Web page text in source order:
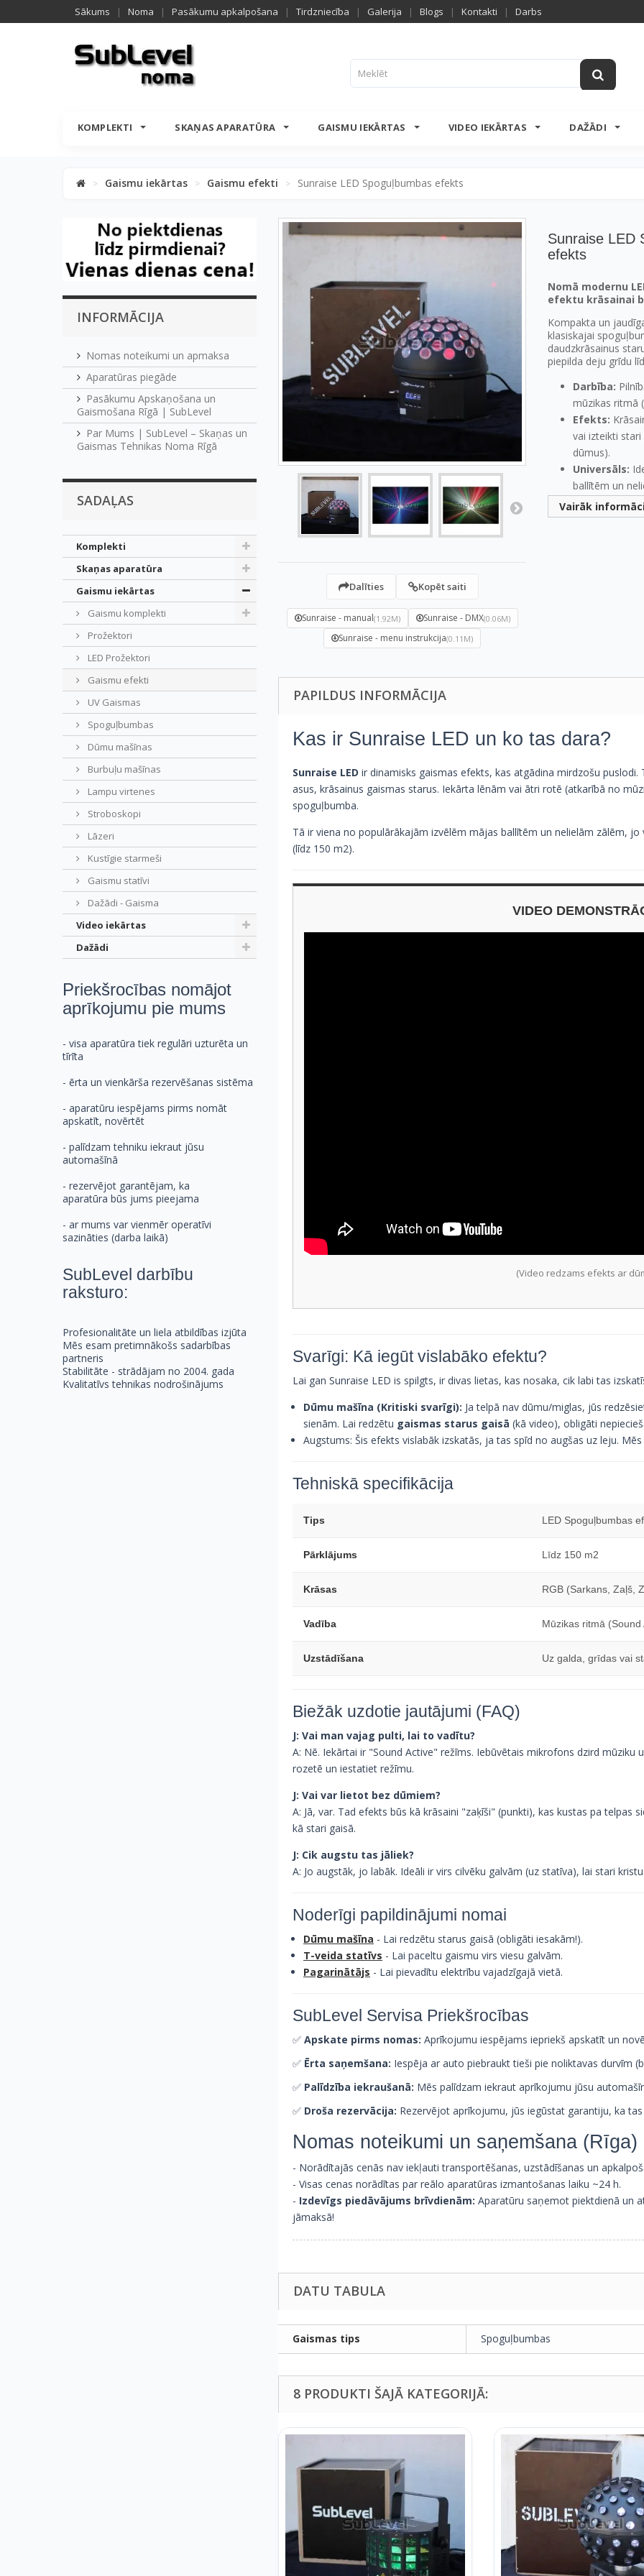
Sākums | Noma | Pasākumu apkalpošana | Tirdzniecība | Galerija | Blogs | Kontakti | Darbs
KOMPLEKTI SKAŅAS APARATŪRA GAISMU IEKĀRTAS VIDEO IEKĀRTAS DAŽĀDI
> Gaismu iekārtas > Gaismu efekti > Sunraise LED Spoguļbumbas efekts
INFORMĀCIJA
Nomas noteikumi un apmaksa
Aparatūras piegāde
Pasākumu Apskaņošana un
Gaismošana Rīgā | SubLevel
Par Mums | SubLevel – Skaņas un
Gaismas Tehnikas Noma Rīgā
SADAĻAS
Komplekti
Skaņas aparatūra
Gaismu iekārtas
Gaismu komplekti
Prožektori
LED Prožektori
Gaismu efekti
UV Gaismas
Spoguļbumbas
Dūmu mašīnas
Burbuļu mašīnas
Lampu virtenes
Stroboskopi
Lāzeri
Kustīgie starmeši
Gaismu statīvi
Dažādi - Gaisma
Video iekārtas
Dažādi
Priekšrocības nomājot
aprīkojumu pie mums
- visa aparatūra tiek regulāri uzturēta un
tīrīta
- ērta un vienkārša rezervēšanas sistēma
- aparatūru iespējams pirms nomāt
apskatīt, novērtēt
- palīdzam tehniku iekraut jūsu
automašīnā
- rezervējot garantējam, ka
aparatūra būs jums pieejama
- ar mums var vienmēr operatīvi
sazināties (darba laikā)
SubLevel darbību
raksturo:
Profesionalitāte un liela atbildības izjūta
Mēs esam pretimnākošs sadarbības
partneris
Stabilitāte - strādājam no 2004. gada
Kvalitatīvs tehnikas nodrošinājums
Dalīties Kopēt saiti
Sunraise - manual(1.92M) Sunraise - DMX(0.06M)
Sunraise - menu instrukcija(0.11M)
Sunraise LED
efekts
Nomā modernu
efektu krāsainai
Kompakta un
klasiskajai
daudzkrāsainus
piepilda deju grīdu
Darbība:
mūzikas ritmā
Efekts:
vai izteikti
dūmus).
Universāls:
ballītēm un
Vairāk
PAPILDUS INFORMĀCIJA
Kas ir Sunraise LED un ko tas dara?
Sunraise LED ir dinamisks gaismas efekts, kas atgādina mirdzošu
asus, krāsainus gaismas starus. Iekārta lēnām vai ātri rotē (atkarībā no
spoguļbumba.
Tā ir viena no populārākajām izvēlēm mājas ballītēm un nelielām zālēm,
(līdz 150 m2).
VIDEO
(Video redzams efekts ar
Svarīgi: Kā iegūt vislabāko efektu?
Lai gan Sunraise LED is spilgts, ir divas lietas, kas nosaka, cik labi tas
Dūmu mašīna (Kritiski svarīgi): Ja telpā nav dūmu/miglas, jūs
sienām. Lai redzētu gaismas starus gaisā (kā video), obligāti
Augstums: Šis efekts vislabāk izskatās, ja tas spīd no augšas uz leju.
Tehniskā specifikācija
Tips LED Spoguļbumbas
Pārklājums Līdz 150 m2
Krāsas RGB (Sarkans, Zaļš,
Vadība Mūzikas ritmā (Sound
Uzstādīšana Uz galda, grīdas vai
Biežāk uzdotie jautājumi (FAQ)
J: Vai man vajag pulti, lai to vadītu?
A: Nē. Iekārtai ir "Sound Active" režīms. Iebūvētais mikrofons dzird mūziku
rozetē un iestatiet režīmu.
J: Vai var lietot bez dūmiem?
A: Jā, var. Tad efekts būs kā krāsaini "zaķīši" (punkti), kas kustas pa telpas
kā stari gaisā.
J: Cik augstu tas jāliek?
A: Jo augstāk, jo labāk. Ideāli ir virs cilvēku galvām (uz statīva), lai stari
Noderīgi papildinājumi nomai
Dūmu mašīna - Lai redzētu starus gaisā (obligāti iesakām!).
T-veida statīvs - Lai paceltu gaismu virs viesu galvām.
Pagarinātājs - Lai pievadītu elektrību vajadzīgajā vietā.
SubLevel Servisa Priekšrocības
✅ Apskate pirms nomas: Aprīkojumu iespējams iepriekš apskatīt un
✅ Ērta saņemšana: Iespēja ar auto piebraukt tieši pie noliktavas durvīm
✅ Palīdzība iekraušanā: Mēs palīdzam iekraut aprīkojumu jūsu
✅ Droša rezervācija: Rezervējot aprīkojumu, jūs iegūstat garantiju, ka
Nomas noteikumi un saņemšana (Rīga)
- Norādītajās cenās nav iekļauti transportēšanas, uzstādīšanas un
- Visas cenas norādītas par reālo aparatūras izmantošanas laiku ~24 h.
- Izdevīgs piedāvājums brīvdienām: Aparatūru saņemot piektdienā un
jāmaksā!
DATU TABULA
Gaismas tips Spoguļbumbas
8 PRODUKTI ŠAJĀ KATEGORIJĀ: